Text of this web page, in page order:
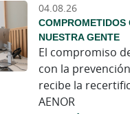
04.08.26
COMPROMETIDOS
NUESTRA GENTE
El compromiso
con la
recibe la
AENOR